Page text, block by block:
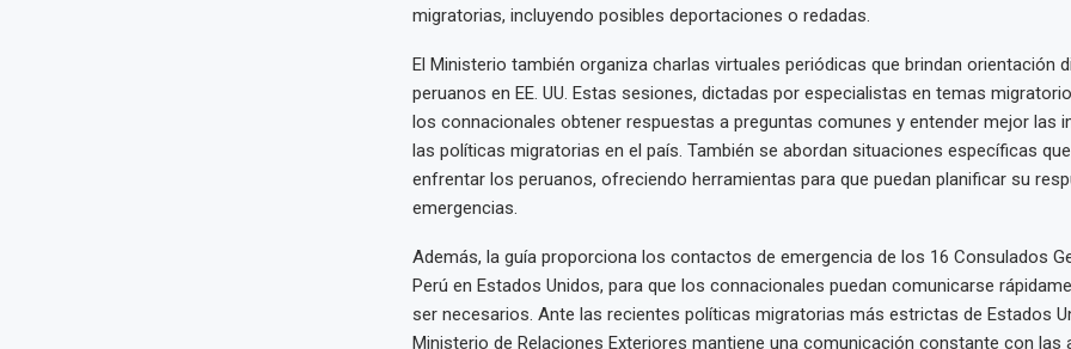
migratorias, incluyendo posibles deportaciones o redadas.
El Ministerio también organiza charlas virtuales periódicas que brindan orientación
peruanos en EE. UU. Estas sesiones, dictadas por especialistas en temas
los connacionales obtener respuestas a preguntas comunes y entender mejor las
las políticas migratorias en el país. También se abordan situaciones específicas
enfrentar los peruanos, ofreciendo herramientas para que puedan planificar su
emergencias.
Además, la guía proporciona los contactos de emergencia de los 16 Consulados
Perú en Estados Unidos, para que los connacionales puedan comunicarse
ser necesarios. Ante las recientes políticas migratorias más estrictas de Estados
Ministerio de Relaciones Exteriores mantiene una comunicación constante con las